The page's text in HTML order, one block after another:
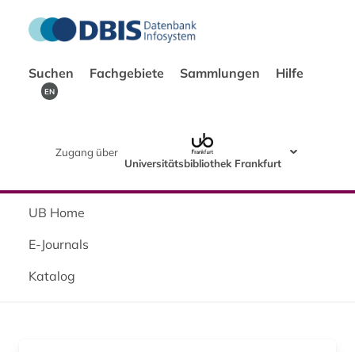
Suchen Fachgebiete Sammlungen Hilfe
EN
Zugang über
Universitätsbibliothek Frankfurt
UB Home
E-Journals
Katalog